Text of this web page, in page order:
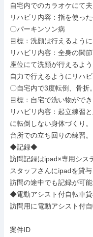
自宅内でのカラオケにて
リハビリ内容：指を使っ
〇パーキンソン病
目標：洗顔は行えるよう
リハビリ内容：全身の関
座位にて洗顔が行えるよ
自力で行えるようにリハビ
〇自宅内で3度転倒、骨折。
目標：自宅で洗い物がで
リハビリ内容：起立練習
に転倒しない身体づくり。
台所での立ち回りの練習。
◆記録◆
訪問記録はipad×専用シス
スタッフさんにipadを貸与
訪問の途中でも記録が可能
◆電動アシスト付自転車
訪問用に電動アシスト付
案件ID